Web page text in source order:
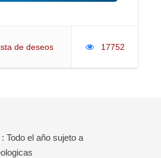
de deseos 17752
Todo el año sujeto a